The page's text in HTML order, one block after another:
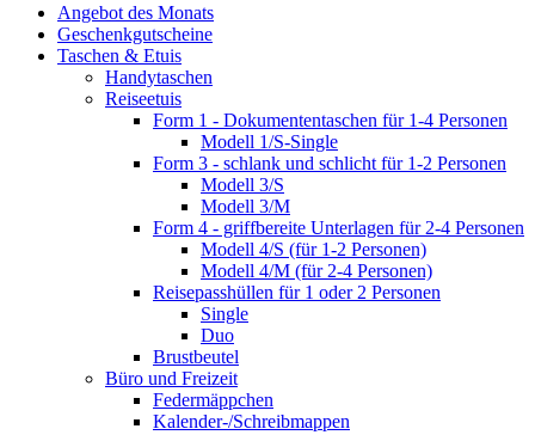
Angebot des Monats
Geschenkgutscheine
Taschen & Etuis
Handytaschen
Reiseetuis
Form 1 - Dokumententaschen für 1-4 Personen
Modell 1/S-Single
Form 3 - schlank und schlicht für 1-2 Personen
Modell 3/S
Modell 3/M
Form 4 - griffbereite Unterlagen für 2-4 Personen
Modell 4/S (für 1-2 Personen)
Modell 4/M (für 2-4 Personen)
Reisepasshüllen für 1 oder 2 Personen
Single
Duo
Brustbeutel
Büro und Freizeit
Federmäppchen
Kalender-/Schreibmappen